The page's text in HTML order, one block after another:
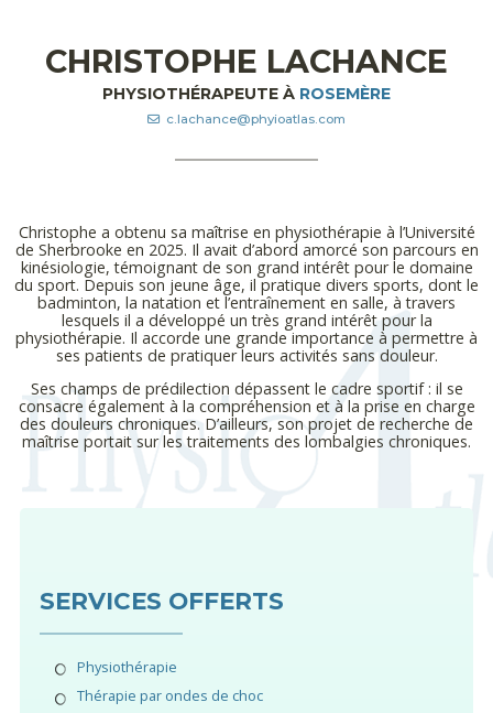
CHRISTOPHE LACHANCE
PHYSIOTHÉRAPEUTE À ROSEMÈRE
c.lachance@phyioatlas.com
Christophe a obtenu sa maîtrise en physiothérapie à l’Université
de Sherbrooke en 2025. Il avait d’abord amorcé son parcours en
kinésiologie, témoignant de son grand intérêt pour le domaine
du sport. Depuis son jeune âge, il pratique divers sports, dont le
badminton, la natation et l’entraînement en salle, à travers
lesquels il a développé un très grand intérêt pour la
physiothérapie. Il accorde une grande importance à permettre à
ses patients de pratiquer leurs activités sans douleur.
Ses champs de prédilection dépassent le cadre sportif : il se
consacre également à la compréhension et à la prise en charge
des douleurs chroniques. D’ailleurs, son projet de recherche de
maîtrise portait sur les traitements des lombalgies chroniques.
SERVICES OFFERTS
Physiothérapie
Thérapie par ondes de choc